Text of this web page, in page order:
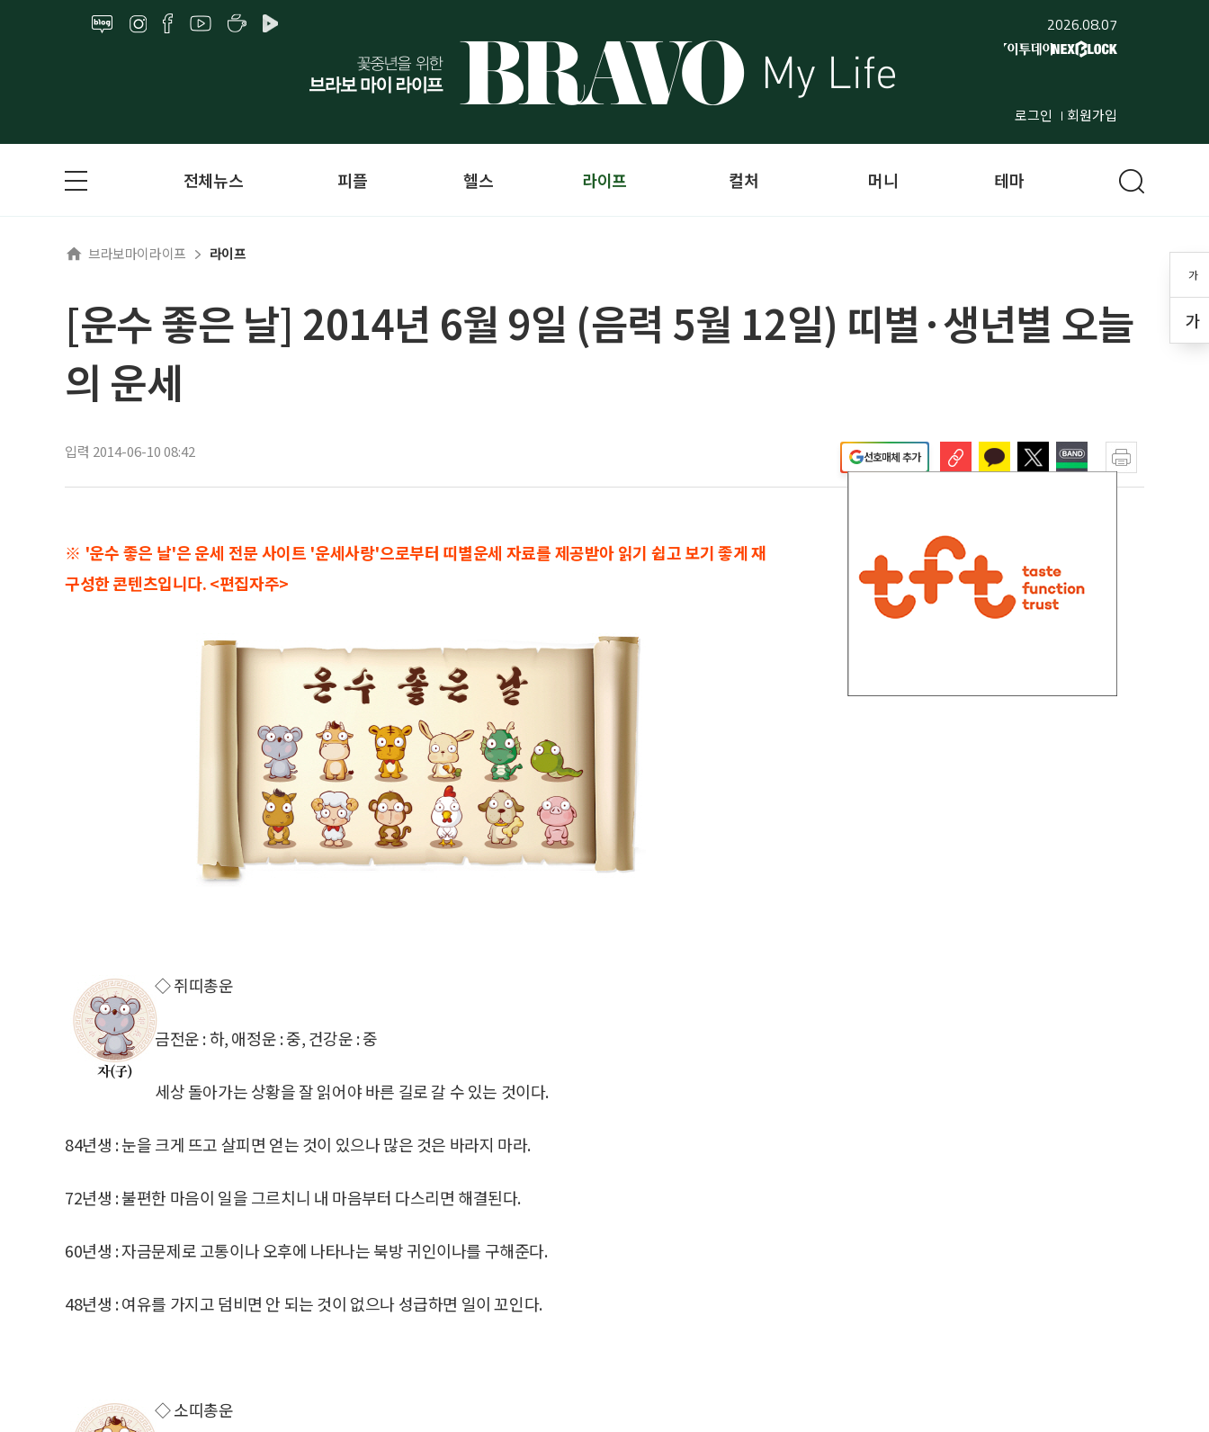
2026.08.07
로그인 회원가입
가
가
전체뉴스 피플 헬스 라이프 컬처 머니 테마
브라보마이라이프 라이프
[운수 좋은 날] 2014년 6월 9일 (음력 5월 12일) 띠별·생년별 오늘
의 운세
입력 2014-06-10 08:42 선호매체 추가
※ '운수 좋은 날'은 운세 전문 사이트 '운세사랑'으로부터 띠별운세 자료를 제공받아 읽기 쉽고 보기 좋게 재
구성한 콘텐츠입니다. <편집자주>
◇ 쥐띠총운
금전운 : 하, 애정운 : 중, 건강운 : 중
세상 돌아가는 상황을 잘 읽어야 바른 길로 갈 수 있는 것이다.
84년생 : 눈을 크게 뜨고 살피면 얻는 것이 있으나 많은 것은 바라지 마라.
72년생 : 불편한 마음이 일을 그르치니 내 마음부터 다스리면 해결된다.
60년생 : 자금문제로 고통이나 오후에 나타나는 북방 귀인이나를 구해준다.
48년생 : 여유를 가지고 덤비면 안 되는 것이 없으나 성급하면 일이 꼬인다.
◇ 소띠총운